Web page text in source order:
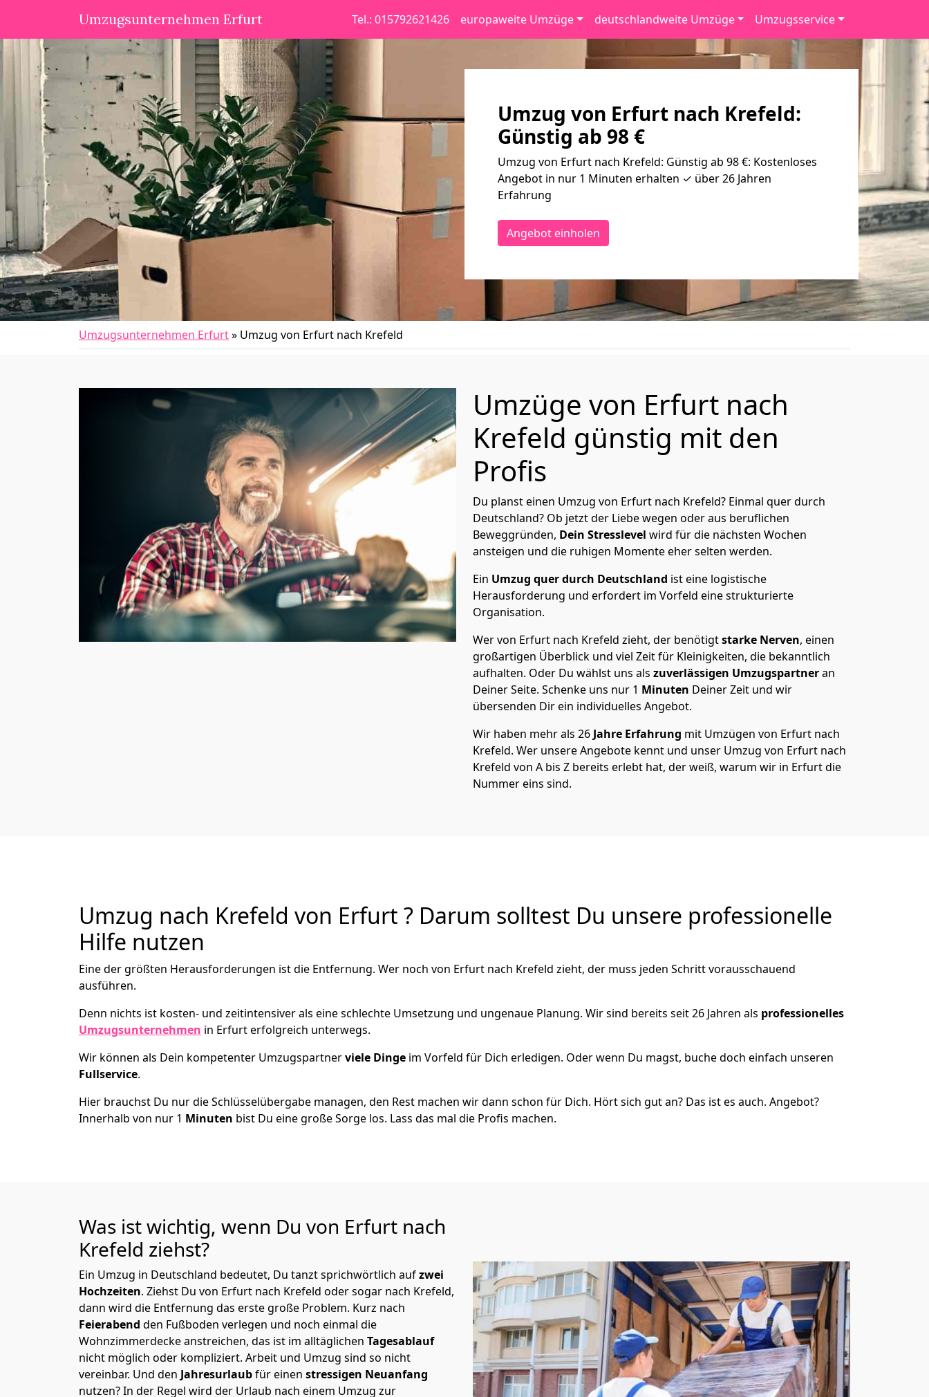
Umzugsunternehmen Erfurt Tel.: 015792621426 europaweite Umzüge deutschlandweite Umzüge Umzugsservice
Umzug von Erfurt nach Krefeld:
Günstig ab 98 €
Umzug von Erfurt nach Krefeld: Günstig ab 98 €: Kostenloses
Angebot in nur 1 Minuten erhalten ✓ über 26 Jahren
Erfahrung
Angebot einholen
Umzugsunternehmen Erfurt» Umzug von Erfurt nach Krefeld
Umzüge von Erfurt nach
Krefeld günstig mit den
Profis
Du planst einen Umzug von Erfurt nach Krefeld? Einmal quer durch
Deutschland? Ob jetzt der Liebe wegen oder aus beruflichen
Beweggründen, Dein Stresslevel wird für die nächsten Wochen
ansteigen und die ruhigen Momente eher selten werden.
Ein Umzug quer durch Deutschland ist eine logistische
Herausforderung und erfordert im Vorfeld eine strukturierte
Organisation.
Wer von Erfurt nach Krefeld zieht, der benötigtstarke Nerven, einen
großartigen Überblick und viel Zeit für Kleinigkeiten, die bekanntlich
aufhalten. Oder Du wählst uns als zuverlässigen Umzugspartneran
Deiner Seite. Schenke uns nur 1 Minuten Deiner Zeit und wir
übersenden Dir ein individuelles Angebot.
Wir haben mehr als 26 Jahre Erfahrung mit Umzügen von Erfurt nach
Krefeld. Wer unsere Angebote kennt und unser Umzug von Erfurt nach
Krefeld von A bis Z bereits erlebt hat, der weiß, warum wir in Erfurt die
Nummer eins sind.
Umzug nach Krefeld von Erfurt ? Darum solltest Du unsere professionelle
Hilfe nutzen
Eine der größten Herausforderungen ist die Entfernung. Wer noch von Erfurt nach Krefeld zieht, der muss jeden Schritt vorausschauend
ausführen.
Denn nichts ist kosten- und zeitintensiver als eine schlechte Umsetzung und ungenaue Planung. Wir sind bereits seit 26 Jahren als professionelles
Umzugsunternehmen in Erfurt erfolgreich unterwegs.
Wir können als Dein kompetenter Umzugspartnerviele Dinge im Vorfeld für Dich erledigen. Oder wenn Du magst, buche doch einfach unseren
Fullservice.
Hier brauchst Du nur die Schlüsselübergabe managen, den Rest machen wir dann schon für Dich. Hört sich gut an? Das ist es auch. Angebot?
Innerhalb von nur 1 Minuten bist Du eine große Sorge los. Lass das mal die Profis machen.
Was ist wichtig, wenn Du von Erfurt nach
Krefeld ziehst?
Ein Umzug in Deutschland bedeutet, Du tanzt sprichwörtlich aufzwei
Hochzeiten. Ziehst Du von Erfurt nach Krefeld oder sogar nach Krefeld,
dann wird die Entfernung das erste große Problem. Kurz nach
Feierabend den Fußboden verlegen und noch einmal die
Wohnzimmerdecke anstreichen, das ist im alltäglichen Tagesablauf
nicht möglich oder kompliziert. Arbeit und Umzug sind so nicht
vereinbar. Und den Jahresurlaubfür einen stressigen Neuanfang
nutzen? In der Regel wird der Urlaub nach einem Umzug zur